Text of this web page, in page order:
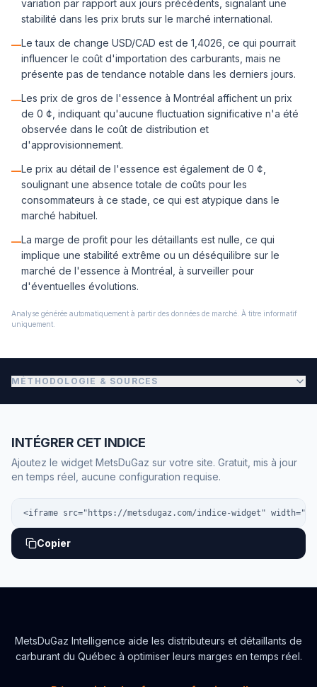
variation par rapport aux jours précédents, signalant une
stabilité dans les prix bruts sur le marché international.
—Le taux de change USD/CAD est de 1,4026, ce qui pourrait
influencer le coût d'importation des carburants, mais ne
présente pas de tendance notable dans les derniers jours.
—Les prix de gros de l'essence à Montréal affichent un prix
de 0 ¢, indiquant qu'aucune fluctuation significative n'a été
observée dans le coût de distribution et
d'approvisionnement.
—Le prix au détail de l'essence est également de 0 ¢,
soulignant une absence totale de coûts pour les
consommateurs à ce stade, ce qui est atypique dans le
marché habituel.
—La marge de profit pour les détaillants est nulle, ce qui
implique une stabilité extrême ou un déséquilibre sur le
marché de l'essence à Montréal, à surveiller pour
d'éventuelles évolutions.
Analyse générée automatiquement à partir des données de marché. À titre informatif
uniquement.
MÉTHODOLOGIE & SOURCES
INTÉGRER CET INDICE
Ajoutez le widget MetsDuGaz sur votre site. Gratuit, mis à jour
en temps réel, aucune configuration requise.
<iframe src="https://metsdugaz.com/indice-widget"
Copier
MetsDuGaz Intelligence aide les distributeurs et détaillants de
carburant du Québec à optimiser leurs marges en temps réel.